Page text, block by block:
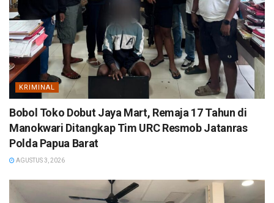
KRIMINAL
Bobol Toko Dobut Jaya Mart, Remaja 17 Tahun di
Manokwari Ditangkap Tim URC Resmob Jatanras
Polda Papua Barat
AGUSTUS 3, 2026